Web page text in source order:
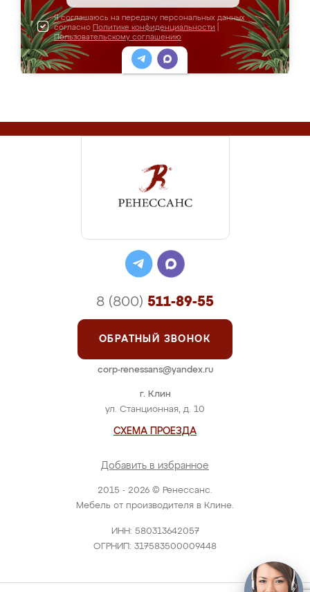
Я соглашаюсь на передачу персональных данных
согласно Политике конфиденциальности
Пользовательскому соглашению
2015 - 2026 © Ренессанс.
Мебель от производителя в Клине.
ИНН: 580313642057
ОГРНИП: 317583500009448
г. Клин
ул. Станционная, д. 10
СХЕМА ПРОЕЗДА
Добавить в избранное
8 (800) 511-89-55
ОБРАТНЫЙ ЗВОНОК
corp-renessans@yandex.ru